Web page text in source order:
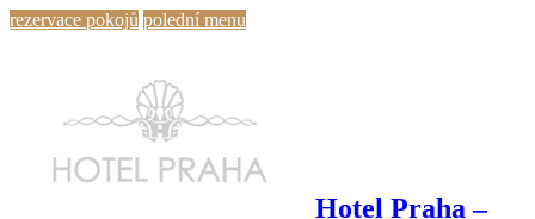
rezervace pokojů polední menu
Hotel Praha –